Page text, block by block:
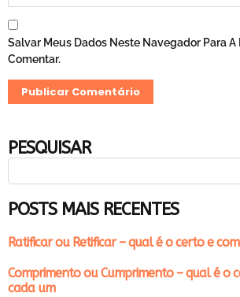
Salvar Meus Dados Neste Navegador Para A
Comentar.
PESQUISAR
POSTS MAIS RECENTES
Ratificar ou Retificar – qual é o certo e
Comprimento ou Cumprimento – qual é o
cada um